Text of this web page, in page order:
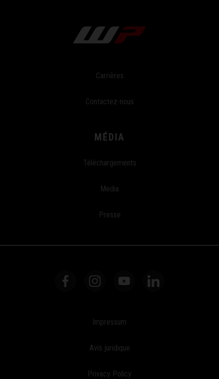
Carrières
Contactez-nous
MÉDIA
Téléchargements
Media
Presse
Impressum
Avis juridique
Privacy Policy